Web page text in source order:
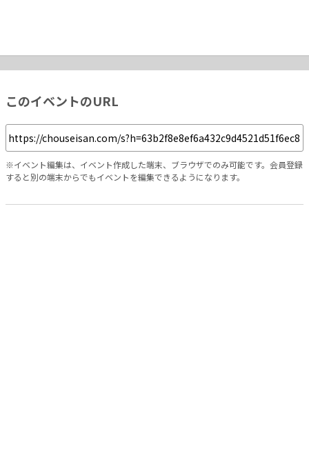
このイベントのURL
※イベント編集は、イベント作成した端末、ブラウザでのみ可能です。会員登録
すると別の端末からでもイベントを編集できるようになります。